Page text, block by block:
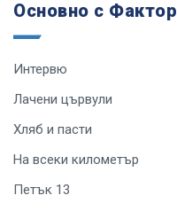
Основно с Фактор
Интервю
Лачени цървули
Хляб и пасти
На всеки километър
Петък 13